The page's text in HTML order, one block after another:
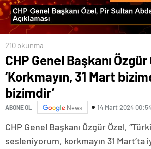
210 okunma
CHP Genel Başkanı Özgür
‘Korkmayın, 31 Mart
bizimdir’
ABONE OL News 14 Mart 2024
CHP Genel Başkanı Özgür Özel,
sesleniyorum, korkmayın 31 Mart’ta